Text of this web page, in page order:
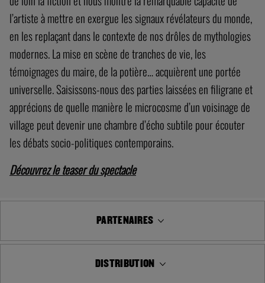
l’artiste à mettre en exergue les signaux révélateurs du monde,
en les replaçant dans le contexte de nos drôles de mythologies
modernes. La mise en scène de tranches de vie, les
témoignages du maire, de la potière… acquièrent une portée
universelle. Saisissons-nous des parties laissées en filigrane et
apprécions de quelle manière le microcosme d’un voisinage de
village peut devenir une chambre d’écho subtile pour écouter
les débats socio-politiques contemporains.
Découvrez le teaser du spectacle
PARTENAIRES
DISTRIBUTION